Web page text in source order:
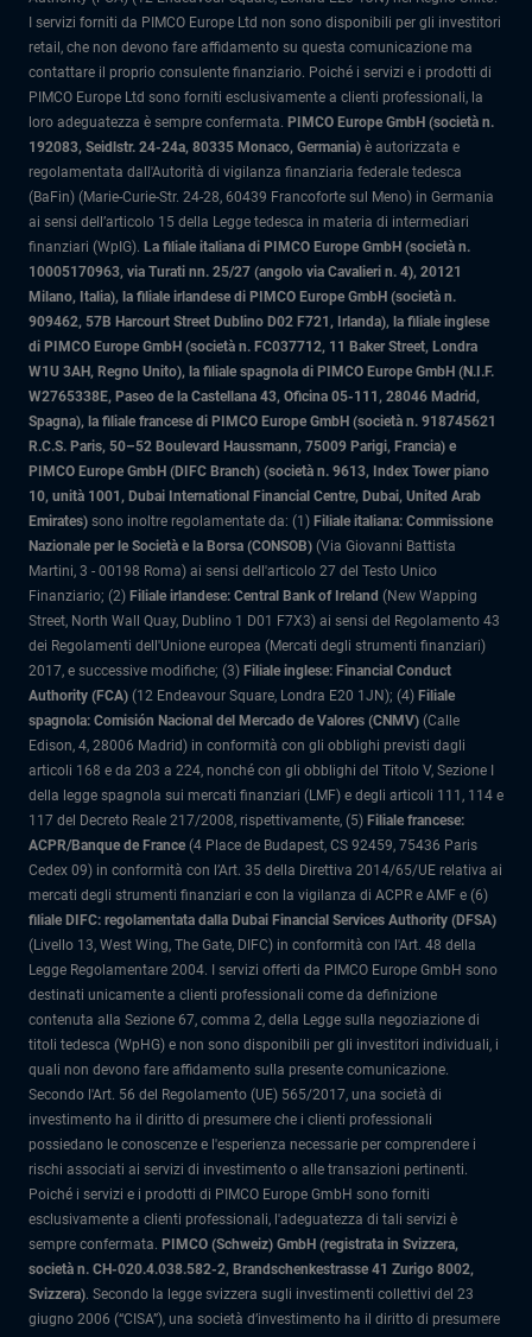
I servizi forniti da PIMCO Europe Ltd non sono disponibili per gli investitori
retail, che non devono fare affidamento su questa comunicazione ma
contattare il proprio consulente finanziario. Poiché i servizi e i prodotti di
PIMCO Europe Ltd sono forniti esclusivamente a clienti professionali, la
loro adeguatezza è sempre confermata. PIMCO Europe GmbH (società n.
192083, Seidlstr. 24-24a, 80335 Monaco, Germania) è autorizzata e
regolamentata dall'Autorità di vigilanza finanziaria federale tedesca
(BaFin) (Marie-Curie-Str. 24-28, 60439 Francoforte sul Meno) in Germania
ai sensi dell’articolo 15 della Legge tedesca in materia di intermediari
finanziari (WpIG). La filiale italiana di PIMCO Europe GmbH (società n.
10005170963, via Turati nn. 25/27 (angolo via Cavalieri n. 4), 20121
Milano, Italia), la filiale irlandese di PIMCO Europe GmbH (società n.
909462, 57B Harcourt Street Dublino D02 F721, Irlanda), la filiale inglese
di PIMCO Europe GmbH (società n. FC037712, 11 Baker Street, Londra
W1U 3AH, Regno Unito), la filiale spagnola di PIMCO Europe GmbH (N.I.F.
W2765338E, Paseo de la Castellana 43, Oficina 05-111, 28046 Madrid,
Spagna), la filiale francese di PIMCO Europe GmbH (società n. 918745621
R.C.S. Paris, 50–52 Boulevard Haussmann, 75009 Parigi, Francia) e
PIMCO Europe GmbH (DIFC Branch) (società n. 9613, Index Tower piano
10, unità 1001, Dubai International Financial Centre, Dubai, United Arab
Emirates) sono inoltre regolamentate da: (1) Filiale italiana: Commissione
Nazionale per le Società e la Borsa (CONSOB) (Via Giovanni Battista
Martini, 3 - 00198 Roma) ai sensi dell'articolo 27 del Testo Unico
Finanziario; (2) Filiale irlandese: Central Bank of Ireland (New Wapping
Street, North Wall Quay, Dublino 1 D01 F7X3) ai sensi del Regolamento 43
dei Regolamenti dell'Unione europea (Mercati degli strumenti finanziari)
2017, e successive modifiche; (3) Filiale inglese: Financial Conduct
Authority (FCA) (12 Endeavour Square, Londra E20 1JN); (4) Filiale
spagnola: Comisión Nacional del Mercado de Valores (CNMV) (Calle
Edison, 4, 28006 Madrid) in conformità con gli obblighi previsti dagli
articoli 168 e da 203 a 224, nonché con gli obblighi del Titolo V, Sezione I
della legge spagnola sui mercati finanziari (LMF) e degli articoli 111, 114 e
117 del Decreto Reale 217/2008, rispettivamente, (5) Filiale francese:
ACPR/Banque de France (4 Place de Budapest, CS 92459, 75436 Paris
Cedex 09) in conformità con l’Art. 35 della Direttiva 2014/65/UE relativa ai
mercati degli strumenti finanziari e con la vigilanza di ACPR e AMF e (6)
filiale DIFC: regolamentata dalla Dubai Financial Services Authority (DFSA)
(Livello 13, West Wing, The Gate, DIFC) in conformità con l'Art. 48 della
Legge Regolamentare 2004. I servizi offerti da PIMCO Europe GmbH sono
destinati unicamente a clienti professionali come da definizione
contenuta alla Sezione 67, comma 2, della Legge sulla negoziazione di
titoli tedesca (WpHG) e non sono disponibili per gli investitori individuali, i
quali non devono fare affidamento sulla presente comunicazione.
Secondo l'Art. 56 del Regolamento (UE) 565/2017, una società di
investimento ha il diritto di presumere che i clienti professionali
possiedano le conoscenze e l'esperienza necessarie per comprendere i
rischi associati ai servizi di investimento o alle transazioni pertinenti.
Poiché i servizi e i prodotti di PIMCO Europe GmbH sono forniti
esclusivamente a clienti professionali, l'adeguatezza di tali servizi è
sempre confermata. PIMCO (Schweiz) GmbH (registrata in Svizzera,
società n. CH-020.4.038.582-2, Brandschenkestrasse 41 Zurigo 8002,
Svizzera). Secondo la legge svizzera sugli investimenti collettivi del 23
giugno 2006 (“CISA”), una società d’investimento ha il diritto di presumere